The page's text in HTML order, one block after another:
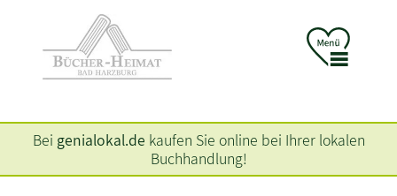
Bei genialokal.de kaufen Sie online bei Ihrer lokalen
Buchhandlung!